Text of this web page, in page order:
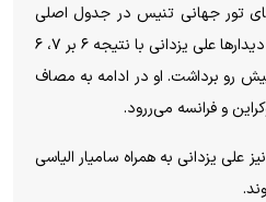
تور جهانی تنیس در جدول اصلی
امروز آغاز شد که در یکی از این دیدارها علی یزدانی با نتیجه ۶ بر ۷، ۶
را از پیش رو برداشت. او در ادامه به مصاف
و فرانسه می‌ررود.
علی یزدانی به همراه سامیار الیاسی